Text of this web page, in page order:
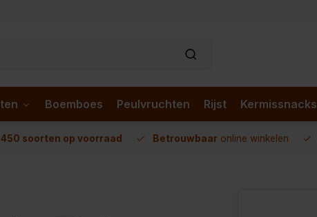
Boemboes Peulvruchten Rijst Kermissnacks
450 soorten op voorraad Betrouwbaar online winkelen